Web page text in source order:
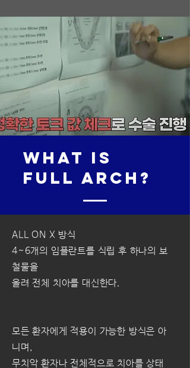
WHAT is
full arch?​
ALL ON X 방식
4~6개의 임플란트를 식립 후 하나의 보
철물을
올려 전체 치아를 대신한다.
모든 환자에게 적용이 가능한 방식은 아
니며,
무치악 환자나 전체적으로 치아를 상태